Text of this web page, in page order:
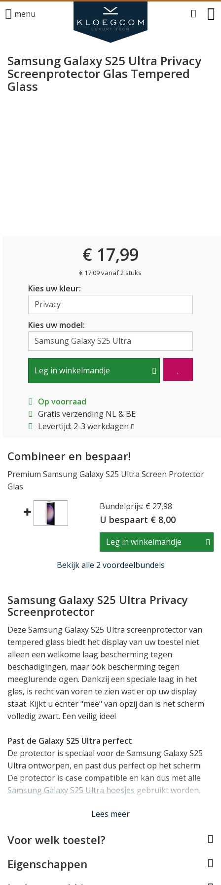
menu
Samsung Galaxy S25 Ultra Privacy
Screenprotector Glas Tempered
Glass
€ 17,99
€ 17,09 vanaf 2 stuks
Kies uw kleur:
Kies uw model:
Leg in winkelmandje
Op voorraad
Gratis verzending NL & BE
Levertijd: 2-3 werkdagen
Combineer en bespaar!
Premium Samsung Galaxy S25 Ultra Screen Protector
Glas
Bundelprijs: € 27,98
U bespaart € 8,00
Leg in winkelmandje
Bekijk alle 2 voordeelbundels
Samsung Galaxy S25 Ultra Privacy
Screenprotector
Deze Samsung Galaxy S25 Ultra screenprotector van
tempered glass biedt het display van uw toestel niet
alleen een welkome laag bescherming tegen
beschadigingen, maar óók bescherming tegen
meeglurende ogen. Dankzij een speciale laag in het
glas, is recht van voren te zien wat er op uw display
staat. Kijkt u echter "mee" van opzij dan is het scherm
volledig zwart. Een veilig idee!
Past de Galaxy S25 Ultra perfect
De protector is speciaal voor de Samsung Galaxy S25
Ultra ontworpen, en past dus perfect op het scherm.
De protector is case compatible en kan dus met alle
Samsung Galaxy S25 Ultra hoesjes gebruikt worden.
een oppervlaktespanning van 9H. Nu zegt ons dat
dat het glas een zeer harde bovenlaag heeft waardoor
Lees meer
Voor welk toestel?
Eigenschappen